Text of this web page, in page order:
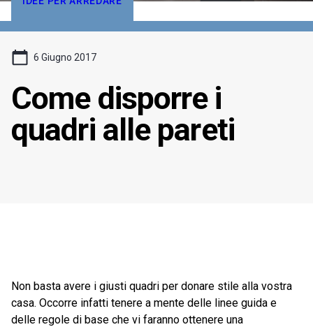
6 Giugno 2017
Come disporre i
quadri alle pareti
Non basta avere i giusti quadri per donare stile alla vostra
casa. Occorre infatti tenere a mente delle linee guida e
delle regole di base che vi faranno ottenere una